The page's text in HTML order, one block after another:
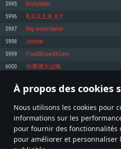
À propos des cookies
Nous utilisons les cookies pour
informations sur les
pour fournir des fonctionnalités
pour améliorer et personnaliser
Recommandée
1060 et plus, Radeon RX 570 et plus.
Disque dur: 75.9 Go (client complet)
Recommandée
OS: Mac OS Big Sur 11.0 ou plus récent
Processeur: Core i7 (Les processeurs Intel
Mémoire: 8 GB
Carte graphique: Radeon Vega II ou plus
Disque dur: 62,2 Go (client complet)
Recommandée
OS: Ubuntu 20.04 64bit
Processeur: Intel Core i7
Mémoire: 8 GB
Carte graphique: NVIDIA 1060 avec les
6 mois et supportant Vulkan
Connection: Connexion Internet à haut
Disque dur: 60,2 Go (client complet)
5995 trickybiker
5996 R_U_D_E_B_O_Y
5997 Big watermelon
5998 Jolynar
5999 FriedRicewithCem
6000 你要撞大运咯
* Classement mis à jour quotidiennement
299 300